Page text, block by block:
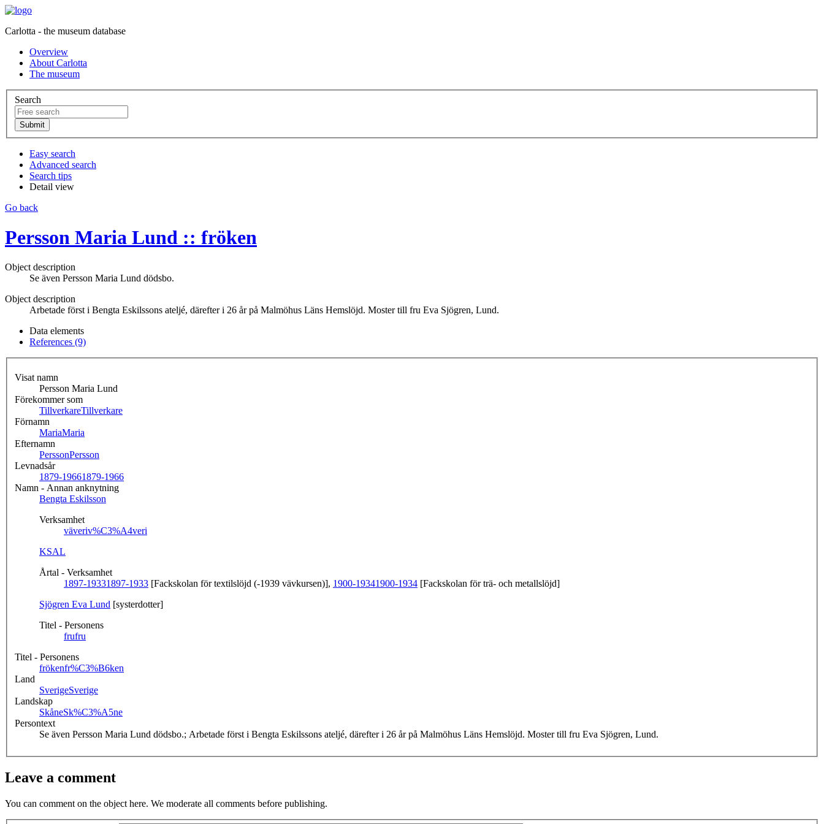
Carlotta - the museum database
Overview
About Carlotta
The museum
Search
Easy search
Advanced search
Search tips
Detail view
Go back
Persson Maria Lund :: fröken
Object description
Se även Persson Maria Lund dödsbo.
Object description
Arbetade först i Bengta Eskilssons ateljé, därefter i 26 år på Malmöhus Läns Hemslöjd. Moster till fru Eva Sjögren, Lund.
Data elements
References (9)
Visat namn
Persson Maria Lund
Förekommer som
TillverkareTillverkare
Förnamn
MariaMaria
Efternamn
PerssonPersson
Levnadsår
1879-19661879-1966
Namn - Annan anknytning
Bengta Eskilsson
Verksamhet
väveriv%C3%A4veri
KSAL
Årtal - Verksamhet
1897-19331897-1933 [Fackskolan för textilslöjd (-1939 vävkursen)], 1900-19341900-1934 [Fackskolan för trä- och metallslöjd]
Sjögren Eva Lund [systerdotter]
Titel - Personens
frufru
Titel - Personens
frökenfr%C3%B6ken
Land
SverigeSverige
Landskap
SkåneSk%C3%A5ne
Persontext
Se även Persson Maria Lund dödsbo.; Arbetade först i Bengta Eskilssons ateljé, därefter i 26 år på Malmöhus Läns Hemslöjd. Moster till fru Eva Sjögren, Lund.
Leave a comment
You can comment on the object here. We moderate all comments before publishing.